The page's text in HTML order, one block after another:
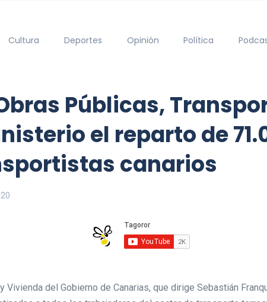
Cultura Deportes Opinión Política
Públicas,
el reparto de
canarios
Vivienda del Gobierno de Canarias, que dirige Sebastián